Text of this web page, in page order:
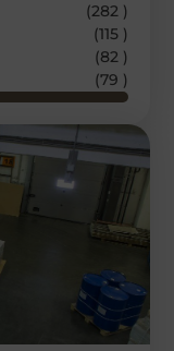
(282 )
(115 )
(82 )
(79 )